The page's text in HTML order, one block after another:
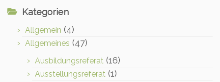
Kategorien
Allgemein (4)
Allgemeines (47)
Ausbildungsreferat (16)
Ausstellungsreferat (1)